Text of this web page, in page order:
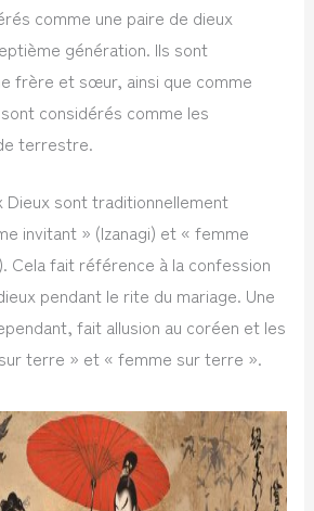
comme une paire de dieux
génération. Ils sont
frère et sœur, ainsi que comme
considérés comme les
terrestre.
Dieux sont traditionnellement
invitant » (Izanagi) et « femme
Cela fait référence à la confession
pendant le rite du mariage. Une
fait allusion au coréen et les
terre » et « femme sur terre ».